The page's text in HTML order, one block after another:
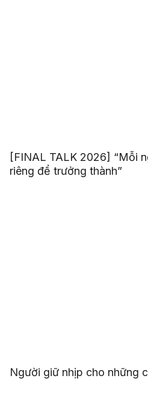
[FINAL TALK 2026] “Mỗi
riêng để trưởng thành”
Người giữ nhịp cho những